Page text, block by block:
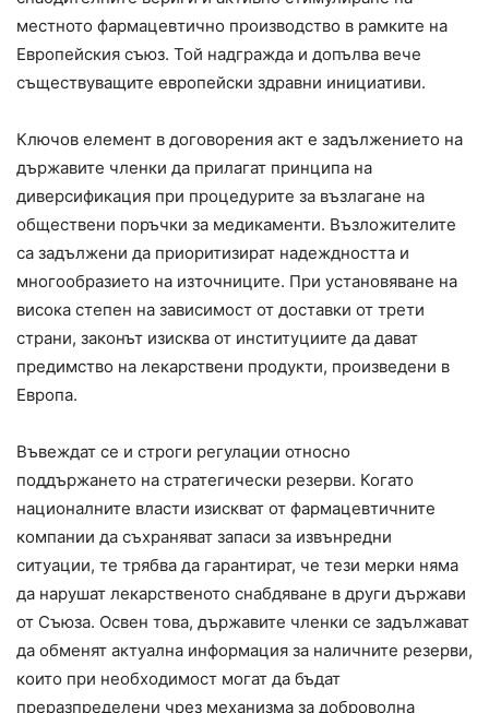
местното фармацевтично производство в рамките на
Европейския съюз. Той надгражда и допълва вече
съществуващите европейски здравни инициативи.
Ключов елемент в договорения акт е задължението на
държавите членки да прилагат принципа на
диверсификация при процедурите за възлагане на
обществени поръчки за медикаменти. Възложителите
са задължени да приоритизират надеждността и
многообразието на източниците. При установяване на
висока степен на зависимост от доставки от трети
страни, законът изисква от институциите да дават
предимство на лекарствени продукти, произведени в
Европа.
Въвеждат се и строги регулации относно
поддържането на стратегически резерви. Когато
националните власти изискват от фармацевтичните
компании да съхраняват запаси за извънредни
ситуации, те трябва да гарантират, че тези мерки няма
да нарушат лекарственото снабдяване в други държави
от Съюза. Освен това, държавите членки се задължават
да обменят актуална информация за наличните резерви,
които при необходимост могат да бъдат
преразпределени чрез механизма за доброволна